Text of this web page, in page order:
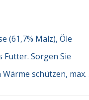
(61,7% Malz), Öle
Sorgen Sie
schützen,